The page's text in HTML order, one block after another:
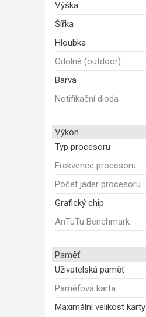
Výška
Šířka
Hloubka
Odolné (outdoor)
Barva
Notifikační dioda
Výkon
Typ procesoru
Frekvence procesoru
Počet jader procesoru
Grafický chip
AnTuTu Benchmark
Paměť
Uživatelská paměť
Paměťová karta
Maximální velikost karty